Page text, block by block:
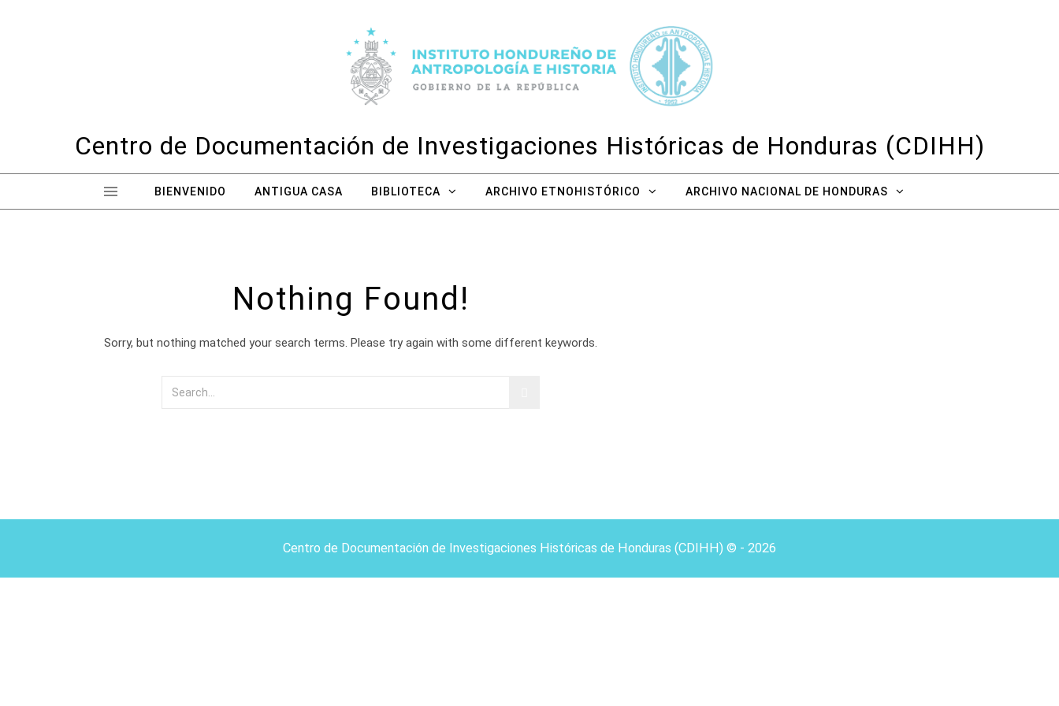
Centro de Documentación de Investigaciones Históricas de Honduras (CDIHH)
BIENVENIDO ANTIGUA CASA BIBLIOTECA ARCHIVO ETNOHISTÓRICO ARCHIVO NACIONAL DE HONDURAS
Nothing Found!
Sorry, but nothing matched your search terms. Please try again with some different keywords.
Centro de Documentación de Investigaciones Históricas de Honduras (CDIHH) © - 2026